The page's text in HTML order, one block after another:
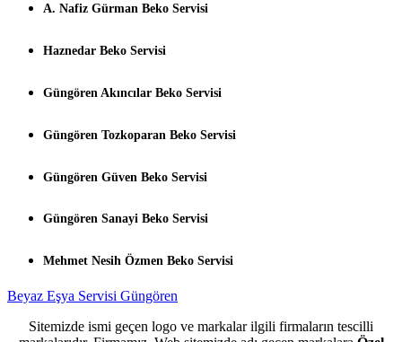
A. Nafiz Gürman Beko Servisi
Haznedar Beko Servisi
Güngören Akıncılar Beko Servisi
Güngören Tozkoparan Beko Servisi
Güngören Güven Beko Servisi
Güngören Sanayi Beko Servisi
Mehmet Nesih Özmen Beko Servisi
Beyaz Eşya Servisi Güngören
Sitemizde ismi geçen logo ve markalar ilgili firmaların tescilli